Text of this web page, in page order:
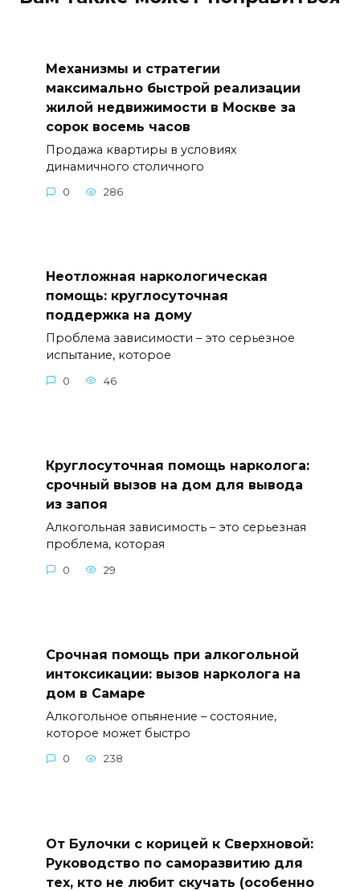
Механизмы и стратегии
максимально быстрой реализации
жилой недвижимости в Москве за
сорок восемь часов
Продажа квартиры в условиях
динамичного столичного
0 286
Неотложная наркологическая
помощь: круглосуточная
поддержка на дому
Проблема зависимости – это серьезное
испытание, которое
0 46
Круглосуточная помощь нарколога:
срочный вызов на дом для вывода
из запоя
Алкогольная зависимость – это серьезная
проблема, которая
0 29
Срочная помощь при алкогольной
интоксикации: вызов нарколога на
дом в Самаре
Алкогольное опьянение – состояние,
которое может быстро
0 238
От Булочки с корицей к Сверхновой:
Руководство по саморазвитию для
тех, кто не любит скучать (особенно